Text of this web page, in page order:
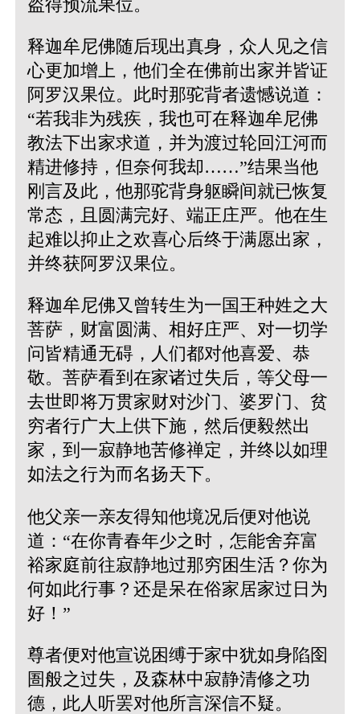
盗得预流果位。
释迦牟尼佛随后现出真身，众人见之信
心更加增上，他们全在佛前出家并皆证
阿罗汉果位。此时那驼背者遗憾说道：
“若我非为残疾，我也可在释迦牟尼佛
教法下出家求道，并为渡过轮回江河而
精进修持，但奈何我却……”结果当他
刚言及此，他那驼背身躯瞬间就已恢复
常态，且圆满完好、端正庄严。他在生
起难以抑止之欢喜心后终于满愿出家，
并终获阿罗汉果位。
释迦牟尼佛又曾转生为一国王种姓之大
菩萨，财富圆满、相好庄严、对一切学
问皆精通无碍，人们都对他喜爱、恭
敬。菩萨看到在家诸过失后，等父母一
去世即将万贯家财对沙门、婆罗门、贫
穷者行广大上供下施，然后便毅然出
家，到一寂静地苦修禅定，并终以如理
如法之行为而名扬天下。
他父亲一亲友得知他境况后便对他说
道：“在你青春年少之时，怎能舍弃富
裕家庭前往寂静地过那穷困生活？你为
何如此行事？还是呆在俗家居家过日为
好！”
尊者便对他宣说困缚于家中犹如身陷囹
圄般之过失，及森林中寂静清修之功
德，此人听罢对他所言深信不疑。